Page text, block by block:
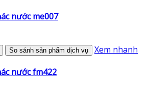
nước me007
So sánh sản phẩm dịch vụ Xem nhanh
nước fm422